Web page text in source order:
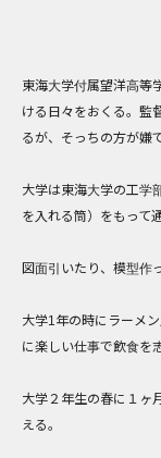
東海大学付属望洋高等
ける日々をおくる。監
るが、そっちの方が嫌
大学は東海大学の工学
を入れる筒）をもって通
図面引いたり、模型作
大学1年の時にラーメ
に楽しい仕事で飲食を
大学２年生の春に１ヶ
える。